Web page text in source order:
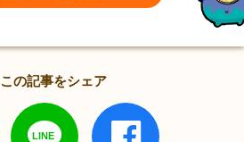
この記事をシェア